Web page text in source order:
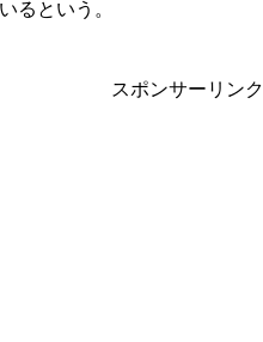
るという。
スポンサーリンク